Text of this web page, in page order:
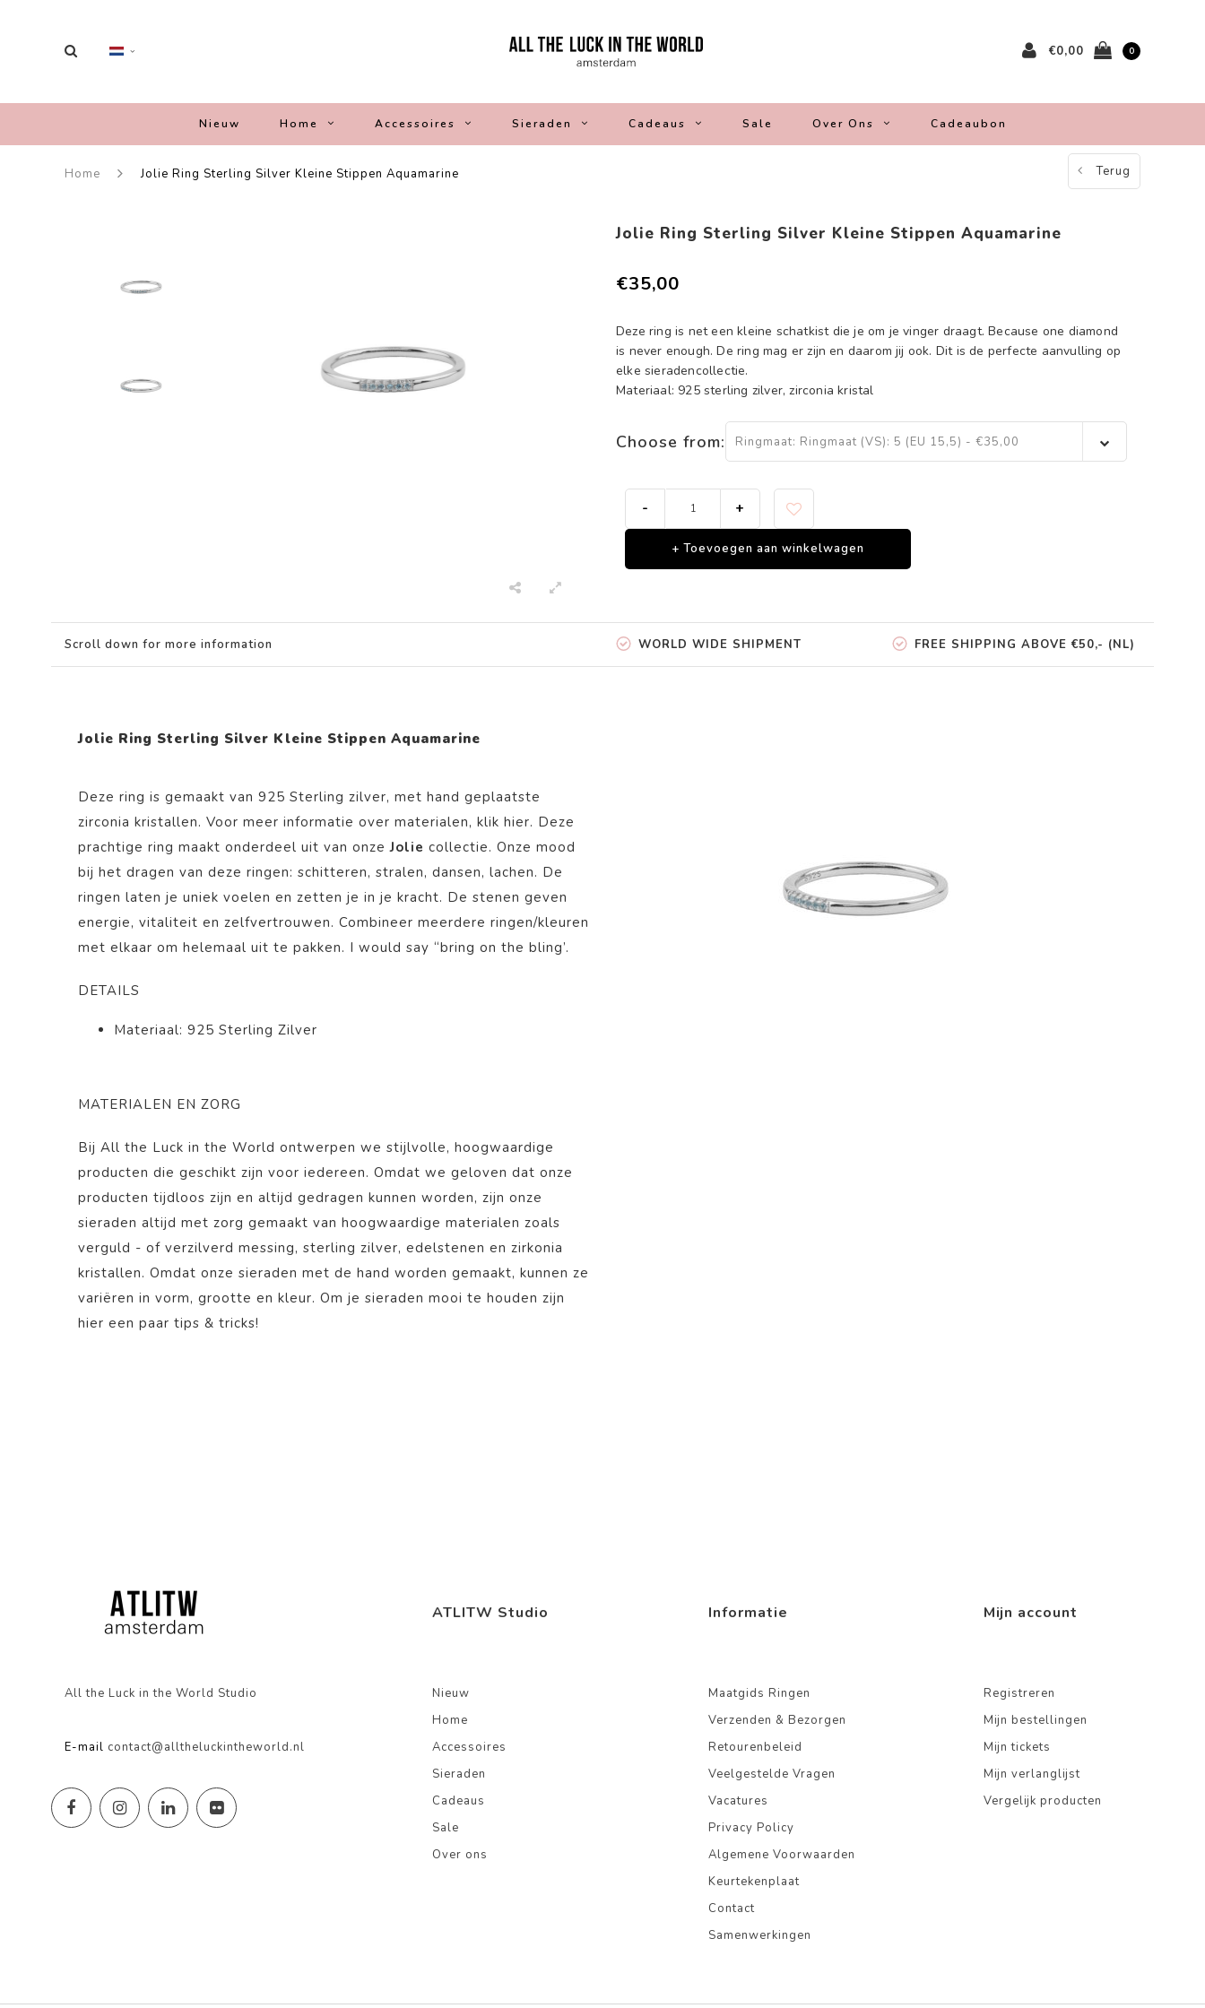
€0,00 0
Nieuw Home Accessoires Sieraden Cadeaus Sale Over Ons Cadeaubon
Home Jolie Ring Sterling Silver Kleine Stippen Aquamarine Terug
Jolie Ring Sterling Silver Kleine Stippen Aquamarine
€35,00
Deze ring is net een kleine schatkist die je om je vinger draagt. Because one diamond
is never enough. De ring mag er zijn en daarom jij ook. Dit is de perfecte aanvulling op
elke sieradencollectie.
Materiaal: 925 sterling zilver, zirconia kristal
Choose from: Ringmaat: Ringmaat (VS): 5 (EU 15,5) - €35,00
- +
+ Toevoegen aan winkelwagen
Scroll down for more information WORLD WIDE SHIPMENT FREE SHIPPING ABOVE €50,- (NL)
Jolie Ring Sterling Silver Kleine Stippen Aquamarine
Deze ring is gemaakt van 925 Sterling zilver, met hand geplaatste
zirconia kristallen. Voor meer informatie over materialen, klik hier. Deze
prachtige ring maakt onderdeel uit van onzeJolie collectie. Onze mood
bij het dragen van deze ringen: schitteren, stralen, dansen, lachen. De
ringen laten je uniek voelen en zetten je in je kracht. De stenen geven
energie, vitaliteit en zelfvertrouwen. Combineer meerdere ringen/kleuren
met elkaar om helemaal uit te pakken. I would say “bring on the bling’.
DETAILS
Materiaal: 925 Sterling Zilver
MATERIALEN EN ZORG
Bij All the Luck in the World ontwerpen we stijlvolle, hoogwaardige
producten die geschikt zijn voor iedereen. Omdat we geloven dat onze
producten tijdloos zijn en altijd gedragen kunnen worden, zijn onze
sieraden altijd met zorg gemaakt van hoogwaardige materialen zoals
verguld - of verzilverd messing, sterling zilver, edelstenen en zirkonia
kristallen. Omdat onze sieraden met de hand worden gemaakt, kunnen ze
variëren in vorm, grootte en kleur. Om je sieraden mooi te houden zijn
hier een paar tips & tricks!
All the Luck in the World Studio
E-mail contact@alltheluckintheworld.nl
ATLITW Studio
Nieuw
Home
Accessoires
Sieraden
Cadeaus
Sale
Over ons
Informatie
Maatgids Ringen
Verzenden & Bezorgen
Retourenbeleid
Veelgestelde Vragen
Vacatures
Privacy Policy
Algemene Voorwaarden
Keurtekenplaat
Contact
Samenwerkingen
Mijn account
Registreren
Mijn bestellingen
Mijn tickets
Mijn verlanglijst
Vergelijk producten